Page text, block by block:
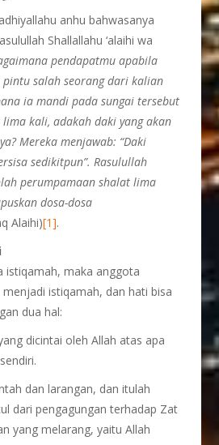
anhu bahwasanya
Shallallahu ‘alaihi wa
pendapatmu apabila
pintu salah seorang dari kalian
ia mandi pada sungai tersebut
kali, adakah daki yang akan
Mereka menjawab: “Daki
sedikitpun”. Rasulullah
perumpamaan shalat lima
dosa-dosa
Alaihi)[1].
istiqamah, maka anggota
istiqamah, dan hati bisa
dua hal:
dicintai oleh Allah atas apa
dan larangan, dan itulah
dari pengagungan terhadap Zat
yang melarang, yaitu Allah